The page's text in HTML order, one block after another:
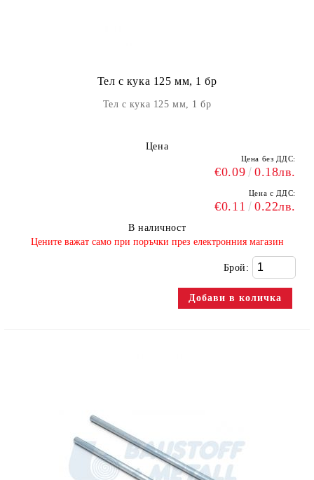
Тел с кука 125 мм, 1 бр
Тел с кука 125 мм, 1 бр
Цена
Цена без ДДС:
€0.09 0.18лв.
Цена с ДДС:
€0.11 0.22лв.
В наличност
​Цените важат само при поръчки през електронния магазин
Брой: